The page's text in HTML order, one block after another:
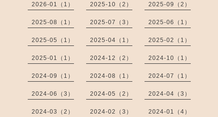
2026-01（1） 2025-10（2） 2025-09（2）
2025-08（1） 2025-07（3） 2025-06（1）
2025-05（1） 2025-04（1） 2025-02（1）
2025-01（1） 2024-12（2） 2024-10（1）
2024-09（1） 2024-08（1） 2024-07（1）
2024-06（3） 2024-05（2） 2024-04（3）
2024-03（2） 2024-02（3） 2024-01（4）